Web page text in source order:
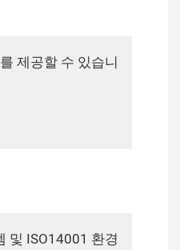
제공할 수 있습니
및 ISO14001 환경